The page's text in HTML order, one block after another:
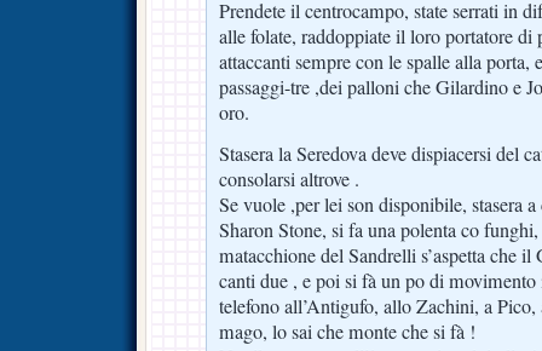
Prendete il centrocampo, state serrati in
alle folate, raddoppiate il loro portatore di
attaccanti sempre con le spalle alla porta,
passaggi-tre ,dei palloni che Gilardino e
oro.
Stasera la Seredova deve dispiacersi del
consolarsi altrove .
Se vuole ,per lei son disponibile, stasera a
Sharon Stone, si fa una polenta co
matacchione del Sandrelli s’aspetta che
canti due , e poi si fà un po di movimento
telefono all’Antigufo, allo Zachini, a
mago, lo sai che monte che si fà !